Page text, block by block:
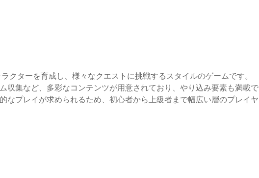
クターを育成し、様々なクエストに挑戦するスタイルのゲームです。
収集など、多彩なコンテンツが用意されており、やり込み要素も満載で
なプレイが求められるため、初心者から上級者まで幅広い層のプレイヤ